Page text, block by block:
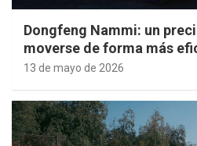
Dongfeng Nammi: un
moverse de forma más
13 de mayo de 2026